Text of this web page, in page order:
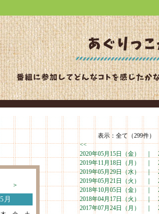
＞
月
表示：全て（299件）
<<
2020年05月15日（金） ｜
2019年11月18日（月） ｜
2019年05月29日（水） ｜
2019年05月21日（火） ｜
2018年10月05日（金） ｜
2018年04月17日（火） ｜
2017年07月24日（月） ｜